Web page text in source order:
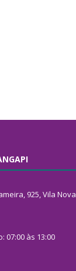
925, Vila Nova
07:00 às 13:00